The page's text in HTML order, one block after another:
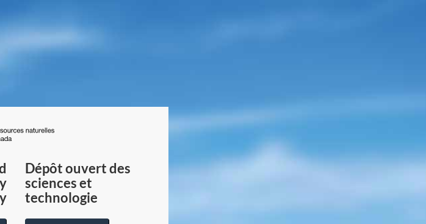
du
Canada
Dépôt ouvert des
sciences et
technologie